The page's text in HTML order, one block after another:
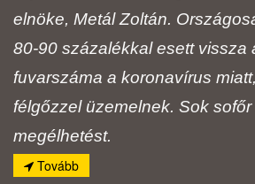
elnöke, Metál Zoltán.
80-90 százalékkal esett vissza
fuvarszáma a koronavírus
félgőzzel üzemelnek. Sok
megélhetést.
Tovább